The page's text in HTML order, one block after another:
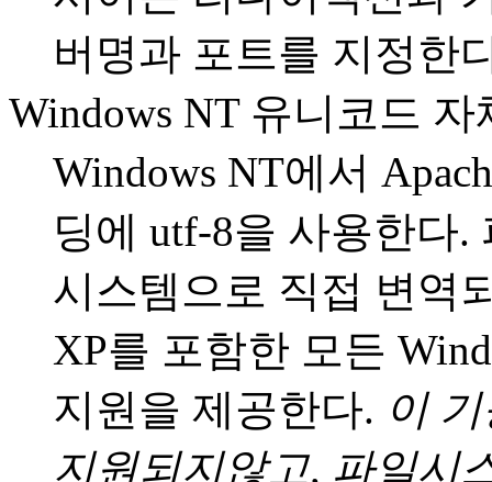
버명과 포트를 지정한
Windows NT 유니코드 자
Windows NT에서
딩에 utf-8을 사용한다.
시스템으로 직접 변역
XP를 포함한 모든
지원을 제공한다. 이
지원되지않고, 파일시